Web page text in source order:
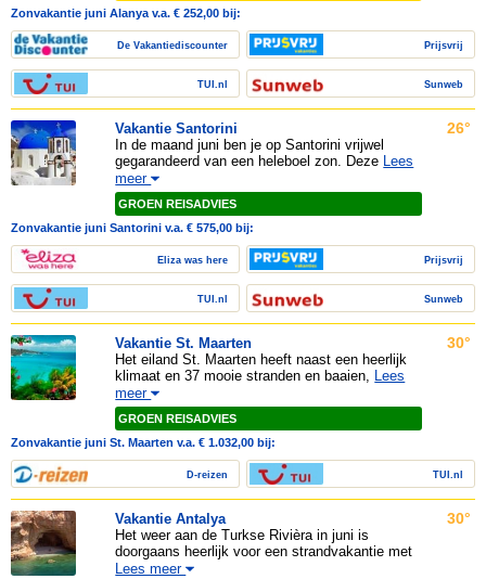
Zonvakantie juni Alanya v.a. € 252,00 bij:
De Vakantiediscounter
TUI.nl
Prijsvrij
Sunweb
Vakantie Santorini
In de maand juni ben je op Santorini vrijwel
gegarandeerd van een heleboel zon. Deze Lees
meer
GROEN REISADVIES
26°
Zonvakantie juni Santorini v.a. € 575,00 bij:
Eliza was here
TUI.nl
Prijsvrij
Sunweb
Vakantie St. Maarten
Het eiland St. Maarten heeft naast een heerlijk
klimaat en 37 mooie stranden en baaien, Lees
meer
GROEN REISADVIES
30°
Zonvakantie juni St. Maarten v.a. € 1.032,00 bij:
D-reizen TUI.nl
Vakantie Antalya
Het weer aan de Turkse Rivièra in juni is
doorgaans heerlijk voor een strandvakantie met
Lees meer
30°